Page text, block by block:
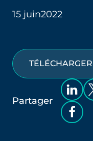
15 juin2022
TÉLÉCHARGER
Partager